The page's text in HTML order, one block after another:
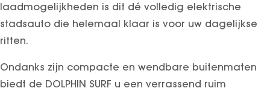
Mhero
Box
SEAL
SEAL U
laadmogelijkheden is dit dé volledig elektrische
stadsauto die helemaal klaar is voor uw dagelijkse
ritten.
Ondanks zijn compacte en wendbare buitenmaten
biedt de DOLPHIN SURF u een verrassend ruim